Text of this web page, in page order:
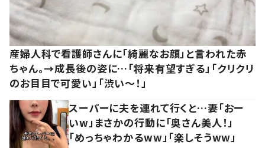
産婦人科で看護師さんに「綺麗なお顔」と言われた赤
ちゃん。→成長後の姿に…「将来有望すぎる」「クリクリ
のお目目で可愛い」「渋い～！」
スーパーに夫を連れて行くと…妻「おー
いw」まさかの行動に「奥さん美人！」
「めっちゃわかるww」「楽しそうww」